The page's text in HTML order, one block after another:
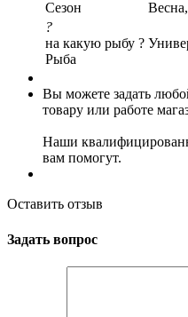
Сезон
?
на какую рыбу ?
Рыба
Вы можете задать
товару или работе
Наши
вам помогут.
Оставить отзыв
Задать вопрос